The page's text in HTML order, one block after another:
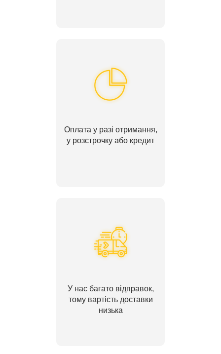
Оплата у разі отримання,
у розстрочку або кредит
У нас багато відправок,
тому вартість доставки
низька